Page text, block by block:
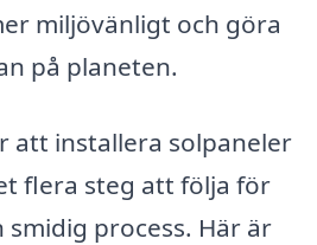
miljövänligt och göra
på planeten.
att installera solpaneler
flera steg att följa för
process. Här är